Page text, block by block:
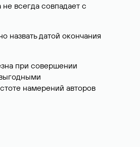
всегда совпадает с
назвать датой окончания
при совершении
намерений авторов